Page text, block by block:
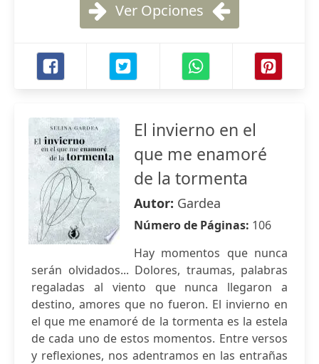
Ver Opciones
El invierno en el
que me enamoré
de la tormenta
Autor: Gardea
Número de Páginas: 106
Hay momentos que nunca
serán olvidados... Dolores, traumas, palabras
regaladas al viento que nunca llegaron a
destino, amores que no fueron. El invierno en
el que me enamoré de la tormenta es la estela
de cada uno de estos momentos. Entre versos
y reflexiones, nos adentramos en las entrañas